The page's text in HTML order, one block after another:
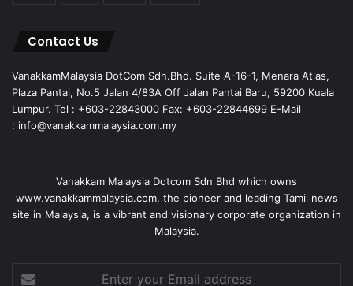
Contact Us
VanakkamMalaysia DotCom Sdn.Bhd. Suite A-16-1, Menara Atlas,
Plaza Pantai, No.5 Jalan 4/83A Off Jalan Pantai Baru, 59200 Kuala
Lumpur. Tel : +603-22843000 Fax: +603-22844699 E-Mail
: info@vanakkammalaysia.com.my
Vanakkam Malaysia Dotcom Sdn Bhd which owns
www.vanakkammalaysia.com, the pioneer and leading Tamil news
site in Malaysia, is a vibrant and visionary corporate organization in
Malaysia.